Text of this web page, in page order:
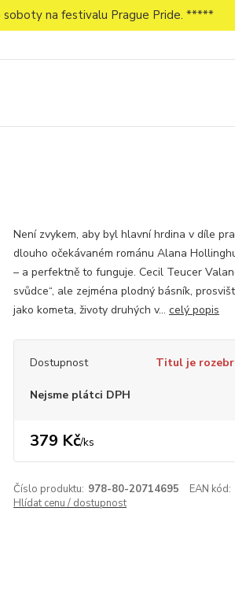
na festivalu Prague Pride. *****
Není zvykem, aby byl hlavní hrdina v díle
dlouho očekávaném románu Alana
– a perfektně to funguje. Cecil Teucer
svůdce“, ale zejména plodný básník,
jako kometa, životy druhých v... celý popis
Dostupnost Titul je
Nejsme plátci DPH
379 Kč/ks
Číslo produktu: 978-80-20714695 EAN kód:
Hlídat cenu / dostupnost